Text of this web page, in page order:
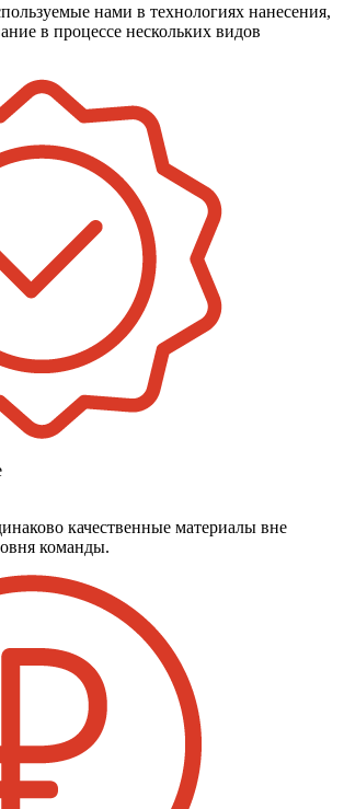
нами в технологиях нанесения,
в процессе нескольких видов
качественные материалы вне
команды.